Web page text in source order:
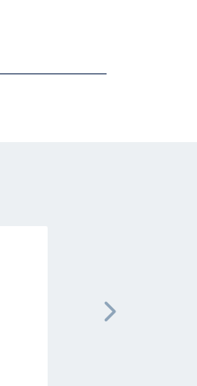
Österreich
Nächste